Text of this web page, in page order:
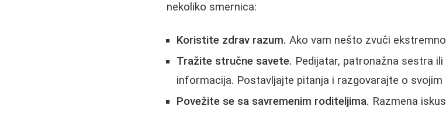
nekoliko smernica:
Koristite zdrav razum. Ako vam nešto zvuči
Tražite stručne savete. Pedijatar, patronažna sestra
informacija. Postavljajte pitanja i razgovarajte o svojim
Povežite se sa savremenim roditeljima. Razmena